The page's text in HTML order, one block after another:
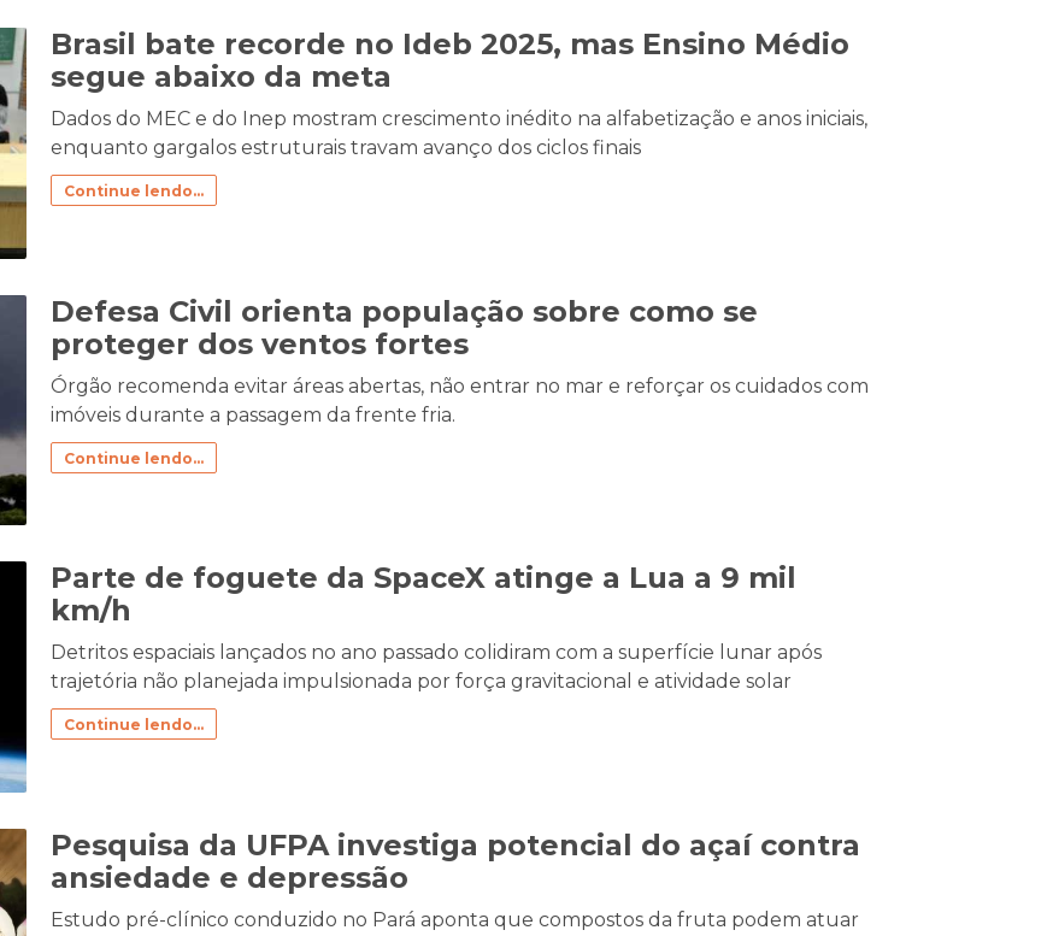
Brasil bate recorde no Ideb 2025, mas Ensino Médio
segue abaixo da meta
Dados do MEC e do Inep mostram crescimento inédito na alfabetização e anos iniciais,
enquanto gargalos estruturais travam avanço dos ciclos finais
Continue lendo...
Defesa Civil orienta população sobre como se
proteger dos ventos fortes
Órgão recomenda evitar áreas abertas, não entrar no mar e reforçar os cuidados com
imóveis durante a passagem da frente fria.
Continue lendo...
Parte de foguete da SpaceX atinge a Lua a 9 mil
km/h
Detritos espaciais lançados no ano passado colidiram com a superfície lunar após
trajetória não planejada impulsionada por força gravitacional e atividade solar
Continue lendo...
Pesquisa da UFPA investiga potencial do açaí contra
ansiedade e depressão
Estudo pré-clínico conduzido no Pará aponta que compostos da fruta podem atuar